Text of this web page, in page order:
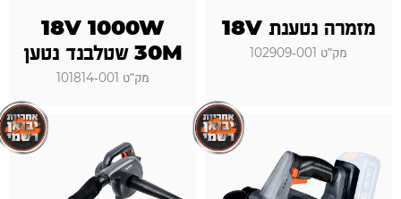
מזמרה נטענת 18V
מק"ט 102909-001
18V 1000W
30M שטלבנד נטען
מק"ט 101814-001